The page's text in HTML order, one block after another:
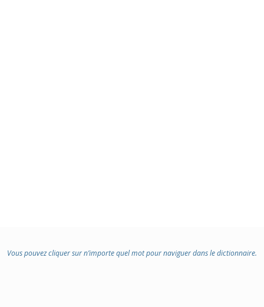
Vous pouvez cliquer sur n’importe quel mot pour naviguer dans le dictionnaire.